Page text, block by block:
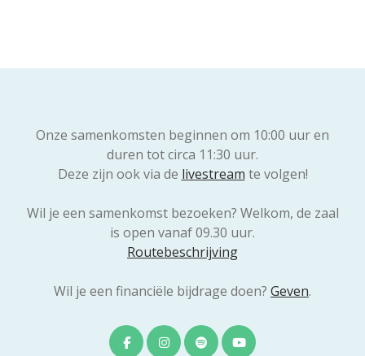
Onze samenkomsten beginnen om 10:00 uur en
duren tot circa 11:30 uur.
Deze zijn ook via de livestream te volgen!
Wil je een samenkomst bezoeken? Welkom, de zaal
is open vanaf 09.30 uur.
Routebeschrijving
Wil je een financiële bijdrage doen? Geven.